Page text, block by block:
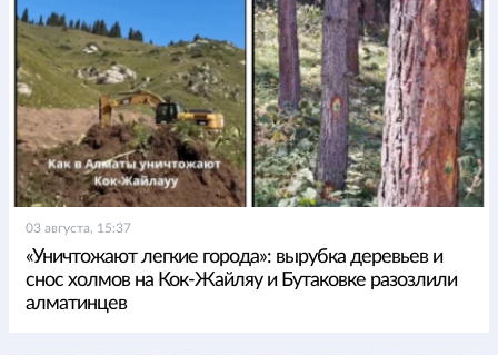
03 августа, 15:37
«Уничтожают легкие города»: вырубка деревьев и
снос холмов на Кок-Жайляу и Бутаковке разозлили
алматинцев